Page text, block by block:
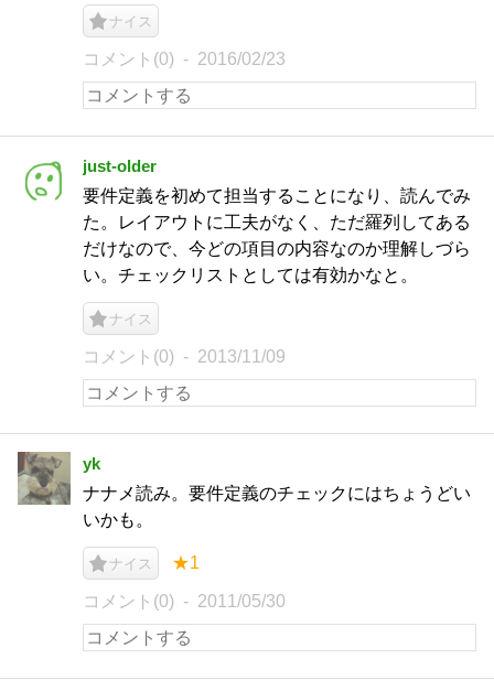
ナイス
コメント(0) 2016/02/23
just-older
要件定義を初めて担当することになり、読んでみ
た。レイアウトに工夫がなく、ただ羅列してある
だけなので、今どの項目の内容なのか理解しづら
い。チェックリストとしては有効かなと。
ナイス
コメント(0) 2013/11/09
yk
ナナメ読み。要件定義のチェックにはちょうどい
いかも。
ナイス ★1
コメント(0) 2011/05/30